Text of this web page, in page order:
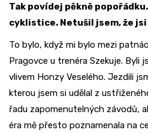
Tak povídej pěkně
cyklistice. Netušil jsem, že
To bylo, když mi bylo mezi
Pragovce u trenéra Szekuje. Byli
vlivem Honzy Veselého. Jezdili
kterou jsem si udělal z
řadu zapomenutelných závodů,
éra mě přesto poznamenala na